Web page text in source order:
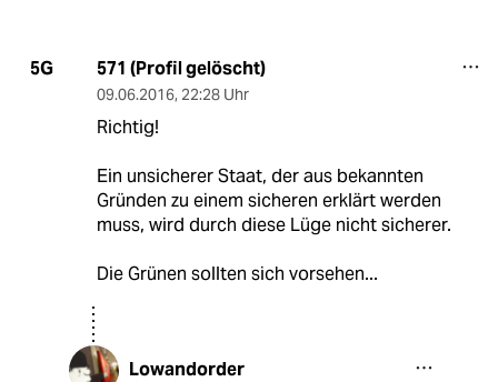
5G 571 (Profil gelöscht)
09.06.2016, 22:28 Uhr
Richtig!
Ein unsicherer Staat, der aus bekannten
Gründen zu einem sicheren erklärt werden
muss, wird durch diese Lüge nicht sicherer.
Die Grünen sollten sich vorsehen...
Lowandorder